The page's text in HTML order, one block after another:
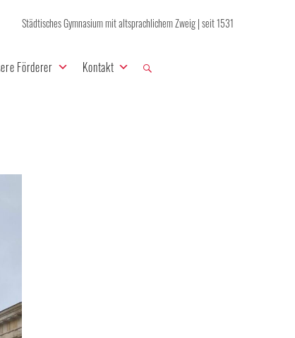
Städtisches Gymnasium mit altsprachlichem Zweig | seit 1531
Förderer Kontakt